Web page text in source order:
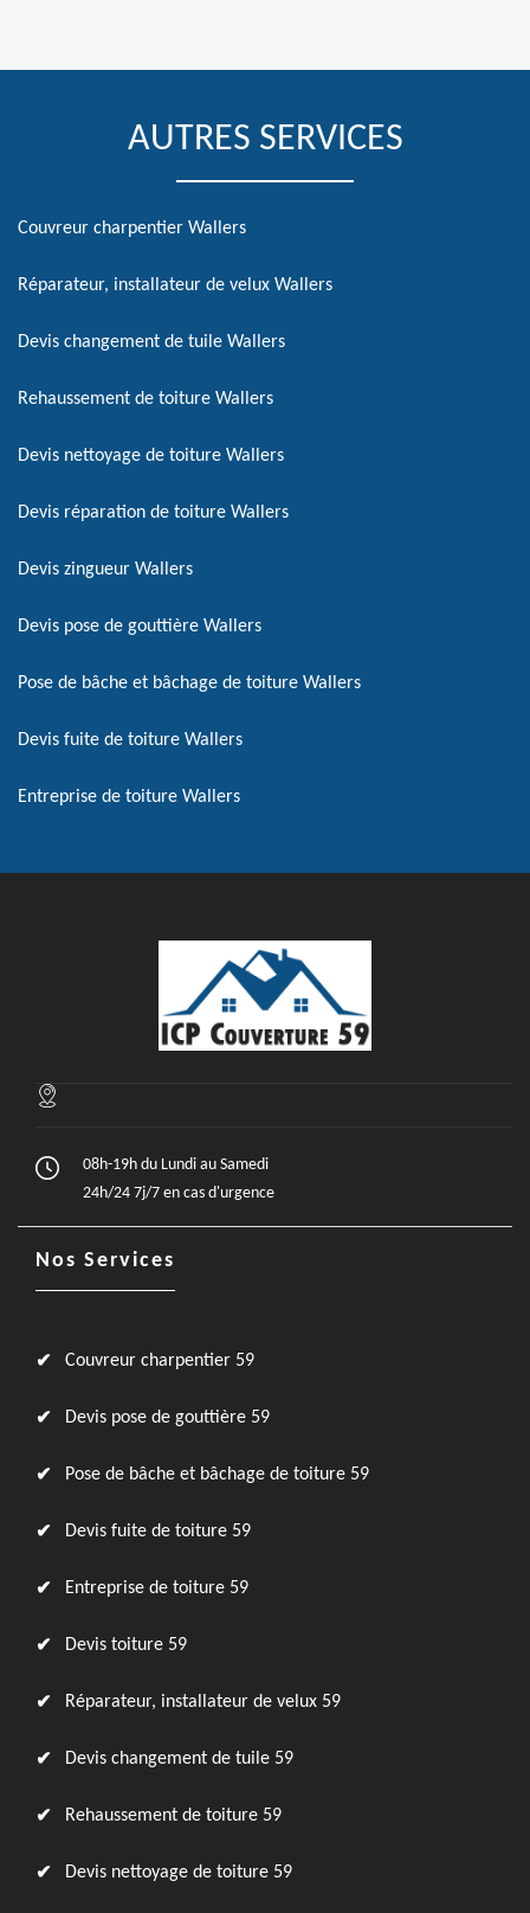
AUTRES SERVICES
Couvreur charpentier Wallers
Réparateur, installateur de velux Wallers
Devis changement de tuile Wallers
Rehaussement de toiture Wallers
Devis nettoyage de toiture Wallers
Devis réparation de toiture Wallers
Devis zingueur Wallers
Devis pose de gouttière Wallers
Pose de bâche et bâchage de toiture Wallers
Devis fuite de toiture Wallers
Entreprise de toiture Wallers
08h-19h du Lundi au Samedi
24h/24 7j/7 en cas d'urgence
Nos Services
Couvreur charpentier 59
Devis pose de gouttière 59
Pose de bâche et bâchage de toiture 59
Devis fuite de toiture 59
Entreprise de toiture 59
Devis toiture 59
Réparateur, installateur de velux 59
Devis changement de tuile 59
Rehaussement de toiture 59
Devis nettoyage de toiture 59